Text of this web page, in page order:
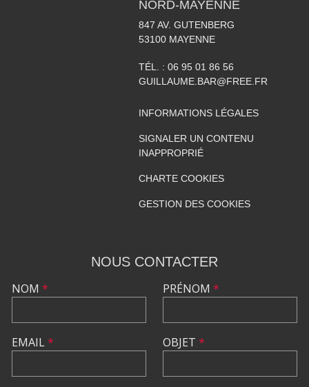
NORD-MAYENNE
847 AV. GUTENBERG
53100 MAYENNE
TÉL. : 06 95 01 86 56
GUILLAUME.BAR@FREE.FR
INFORMATIONS LÉGALES
SIGNALER UN CONTENU
INAPPROPRIÉ
CHARTE COOKIES
GESTION DES COOKIES
NOUS CONTACTER
NOM *
EMAIL*
PRÉNOM *
OBJET *